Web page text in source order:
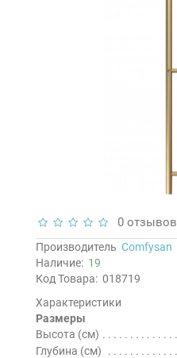
0 отзывов
Производитель Comfysan
Наличие: 19
Код Товара: 018719
Характеристики
Размеры
Высота (см)
Глубина (см)